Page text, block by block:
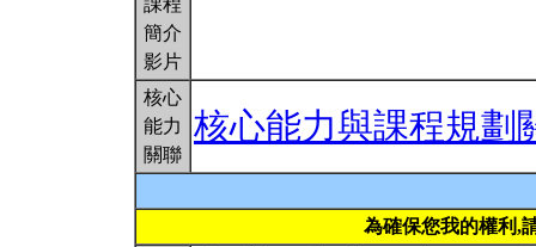
課程
簡介
影片
核心
能力
關聯
核心能力與課程規劃
為確保您我的權利,